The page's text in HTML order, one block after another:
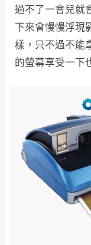
過不了一會兒就
下來會慢慢浮現
樣，只不過不能
的螢幕享受一下